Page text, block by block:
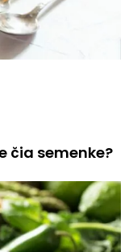
čia semenke?